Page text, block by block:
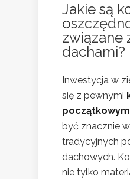
Jakie są
związane
dachami?
Inwestycja w
się z pewnymi
być znacznie
tradycyjnych
dachowych.
nie tylko